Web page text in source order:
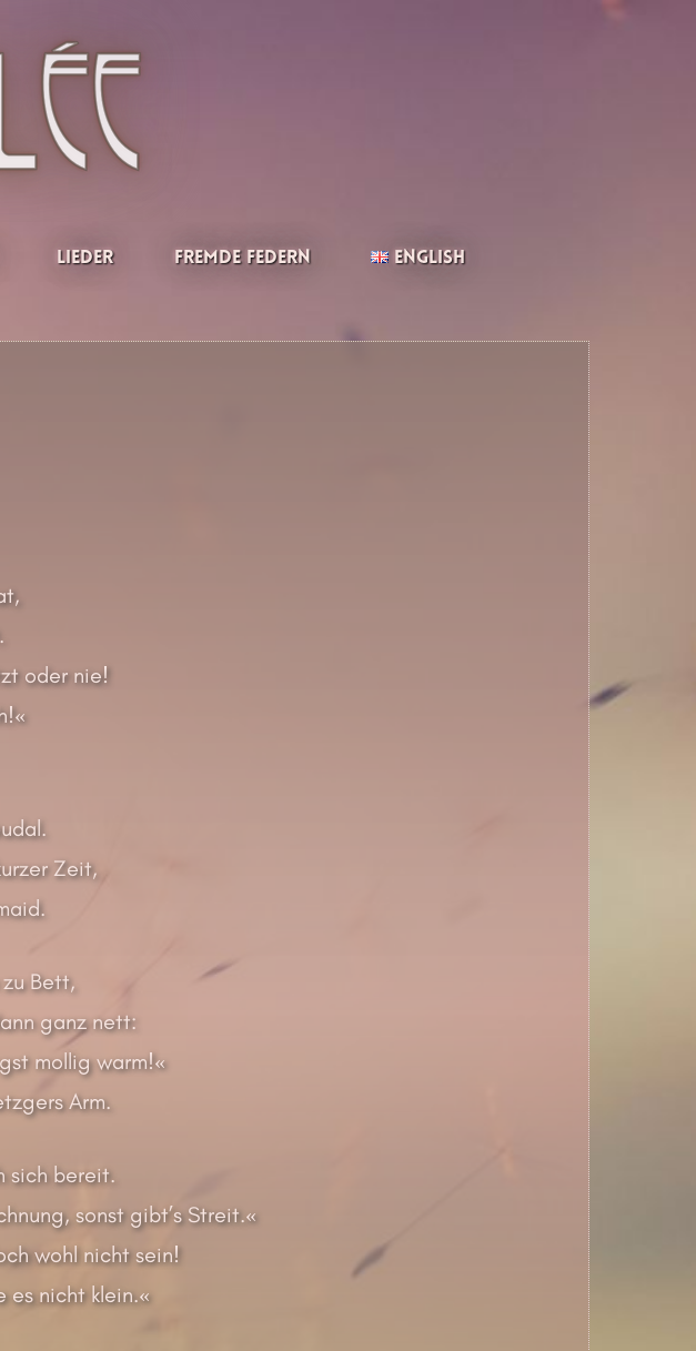
Lieder Fremde Federn English
oder nie!
Zeit,
Bett,
ganz nett:
mollig warm!«
Arm.
sich bereit.
sonst gibt’s Streit.«
wohl nicht sein!
es nicht klein.«